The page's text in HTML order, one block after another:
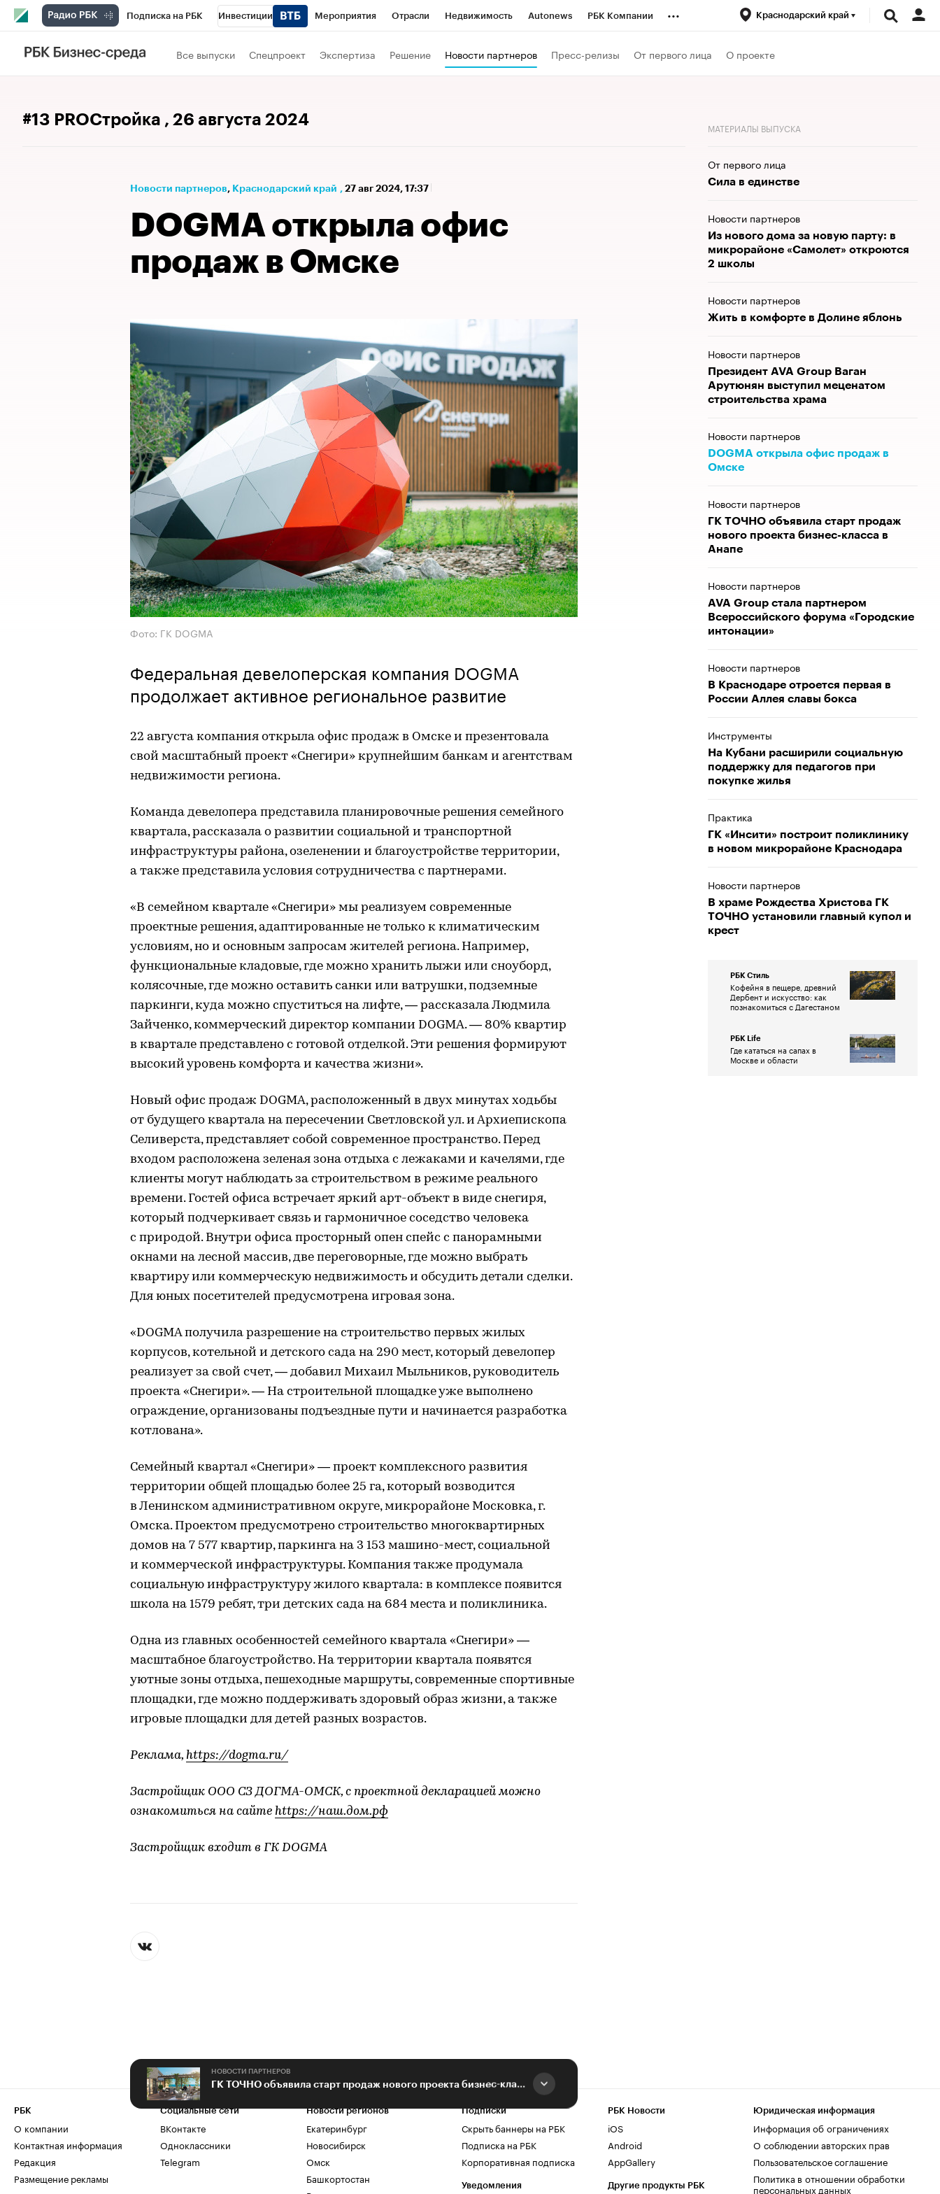
Подписка на РБК Инвестиции Мероприятия Отрасли Недвижимость Autonews РБК Компании
Телеканал
Исследования
... Краснодарский край
Все выпуски Спецпроект Экспертиза Решение Новости партнеров Пресс-релизы От первого лица О проекте
#13 PROСтройка , 26 августа 2024
Новости партнеров⁠, Краснодарский край , 27 авг 2024, 17:37
DOGMA открыла офис
продаж в Омске
Фото: ГК DOGMA
Федеральная девелоперская компания DOGMA
продолжает активное региональное развитие
22 августа компания открыла офис продаж в Омске и презентовала
свой масштабный проект «Снегири» крупнейшим банкам и агентствам
недвижимости региона.
Команда девелопера представила планировочные решения семейного
квартала, рассказала о развитии социальной и транспортной
инфраструктуры района, озеленении и благоустройстве территории,
а также представила условия сотрудничества с партнерами.
«В семейном квартале «Снегири» мы реализуем современные
проектные решения, адаптированные не только к климатическим
условиям, но и основным запросам жителей региона. Например,
функциональные кладовые, где можно хранить лыжи или сноуборд,
колясочные, где можно оставить санки или ватрушки, подземные
паркинги, куда можно спуститься на лифте, — рассказала Людмила
Зайченко, коммерческий директор компании DOGMA. — 80% квартир
в квартале представлено с готовой отделкой. Эти решения формируют
высокий уровень комфорта и качества жизни».
Новый офис продаж DOGMA, расположенный в двух минутах ходьбы
от будущего квартала на пересечении Светловской ул. и Архиепископа
Селиверста, представляет собой современное пространство. Перед
входом расположена зеленая зона отдыха с лежаками и качелями, где
клиенты могут наблюдать за строительством в режиме реального
времени. Гостей офиса встречает яркий арт-объект в виде снегиря,
который подчеркивает связь и гармоничное соседство человека
с природой. Внутри офиса просторный опен спейс с панорамными
окнами на лесной массив, две переговорные, где можно выбрать
квартиру или коммерческую недвижимость и обсудить детали сделки.
Для юных посетителей предусмотрена игровая зона.
«DOGMA получила разрешение на строительство первых жилых
корпусов, котельной и детского сада на 290 мест, который девелопер
реализует за свой счет, — добавил Михаил Мыльников, руководитель
проекта «Снегири». — На строительной площадке уже выполнено
ограждение, организованы подъездные пути и начинается разработка
котлована».
Семейный квартал «Снегири» — проект комплексного развития
территории общей площадью более 25 га, который возводится
в Ленинском административном округе, микрорайоне Московка, г.
Омска. Проектом предусмотрено строительство многоквартирных
домов на 7 577 квартир, паркинга на 3 153 машино-мест, социальной
и коммерческой инфраструктуры. Компания также продумала
социальную инфраструктуру жилого квартала: в комплексе появится
школа на 1579 ребят, три детских сада на 684 места и поликлиника.
Одна из главных особенностей семейного квартала «Снегири» —
масштабное благоустройство. На территории квартала появятся
уютные зоны отдыха, пешеходные маршруты, современные спортивные
площадки, где можно поддерживать здоровый образ жизни, а также
игровые площадки для детей разных возрастов.
Реклама, https://dogma.ru/
Застройщик ООО СЗ ДОГМА-ОМСК, с проектной декларацией можно
ознакомиться на сайте https://наш.дом.рф
Застройщик входит в ГК DOGMA
НОВОСТИ ПАРТНЕРОВ
ГК ТОЧНО объявила старт продаж нового проекта бизнес-класса в Анапе
МАТЕРИАЛЫ ВЫПУСКА
От первого лица
Сила в единстве
Новости партнеров
Из нового дома за новую парту: в
микрорайоне «Самолет» откроются
2 школы
Новости партнеров
Жить в комфорте в Долине яблонь
Новости партнеров
Президент AVA Group Ваган
Арутюнян выступил меценатом
строительства храма
Новости партнеров
DOGMA открыла офис продаж в
Омске
Новости партнеров
ГК ТОЧНО объявила старт продаж
нового проекта бизнес-класса в
Анапе
Новости партнеров
AVA Group стала партнером
Всероссийского форума «Городские
интонации»
Новости партнеров
В Краснодаре отроется первая в
России Аллея славы бокса
Инструменты
На Кубани расширили социальную
поддержку для педагогов при
покупке жилья
Практика
ГК «Инсити» построит поликлинику
в новом микрорайоне Краснодара
Новости партнеров
В храме Рождества Христова ГК
ТОЧНО установили главный купол и
крест
РБК Стиль
Кофейня в пещере, древний
Дербент и искусство: как
познакомиться с Дагестаном
РБК Life
Где кататься на сапах в
Москве и области
РБК
О компании
Контактная информация
Редакция
Размещение рекламы
Социальные сети
ВКонтакте
Одноклассники
Telegram
Новости регионов
Екатеринбург
Новосибирск
Омск
Башкортостан
Подписки
Скрыть баннеры на РБК
Подписка на РБК
Корпоративная подписка
Уведомления
РБК Новости
iOS
Android
AppGallery
Другие продукты РБК
Юридическая информация
Информация об ограничениях
О соблюдении авторских прав
Пользовательское соглашение
Политика в отношении обработки
персональных данных